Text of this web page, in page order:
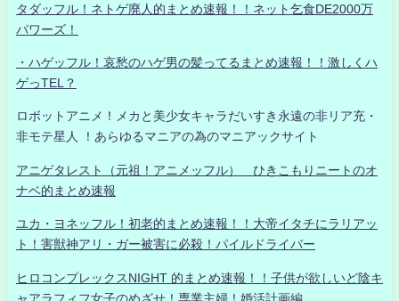
タダッフル！ネトゲ廃人的まとめ速報！！ネット乞食DE2000万
パワーズ！
・ハゲッフル！哀愁のハゲ男の髪ってるまとめ速報！！激しくハ
ゲっTEL？
ロボットアニメ！メカと美少女キャラだいすき永遠の非リア充・
非モテ星人 ！あらゆるマニアの為のマニアックサイト
アニゲタレスト（元祖！アニメッフル） ひきこもりニートのオ
ナベ的まとめ速報
ユカ・ヨネッフル！初老的まとめ速報！！大帝イタチにラリアッ
ト！害獣神アリ・ガー被害に必殺！パイルドライバー
ヒロコンプレックスNIGHT 的まとめ速報！！子供が欲しいど陰キ
ャアラフィフ女子のめざせ！専業主婦！婚活計画編